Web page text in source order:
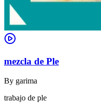
mezcla de Ple
By garima
trabajo de ple